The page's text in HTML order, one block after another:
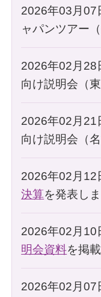
2026年03月
ャパンツアー
2026年02月
向け説明会（
2026年02月
向け説明会（
2026年02月
決算を発表しま
2026年02月
明会資料を掲
2026年02月